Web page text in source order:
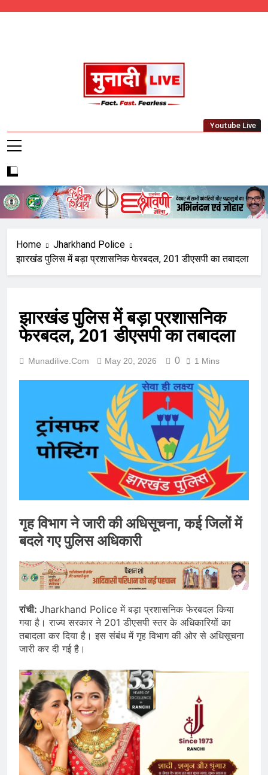
Munadi Live – Jharkhand's Leading Local
Youtube Live
Home
Jharkhand Police
झारखंड पुलिस में बड़ा प्रशासनिक फेरबदल, 201 डीएसपी का तबादला
झारखंड पुलिस में बड़ा प्रशासनिक
फेरबदल, 201 डीएसपी का तबादला
Munadilive.com May 20, 2026 0 1 Mins
गृह विभाग ने जारी की अधिसूचना, कई जिलों में
बदले गए पुलिस अधिकारी
रांची: Jharkhand Police में बड़ा प्रशासनिक फेरबदल किया
गया है। राज्य सरकार ने 201 डीएसपी स्तर के अधिकारियों का
तबादला कर दिया है। इस संबंध में गृह विभाग की ओर से अधिसूचना
जारी कर दी गई है।